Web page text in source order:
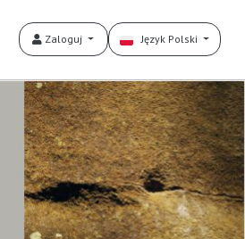
Zaloguj Język Polski